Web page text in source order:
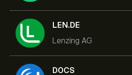
LEN.DE
Lenzing AG
DOCS